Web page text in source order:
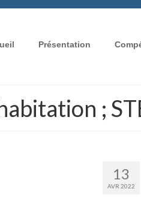
Présentation
;
13
AVR 2022